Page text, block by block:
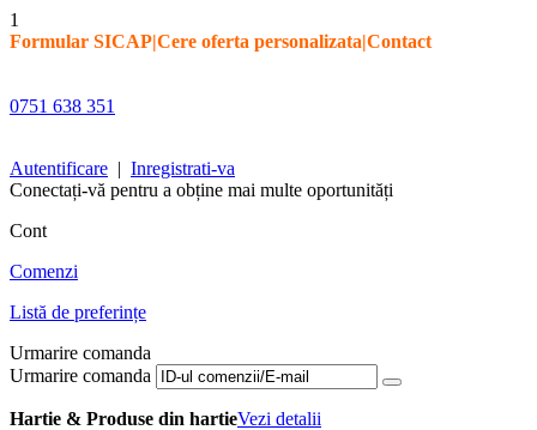
1
Formular SICAP|Cere oferta personalizata|Contact
0751 638 351
Autentificare | Inregistrati-va
Conectați-vă pentru a obține mai multe oportunități
Cont
Comenzi
Listă de preferințe
Urmarire comanda
Urmarire comanda
Hartie & Produse din hartieVezi detalii